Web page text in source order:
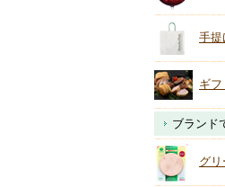
手提
ギフ
ブランド
グリ